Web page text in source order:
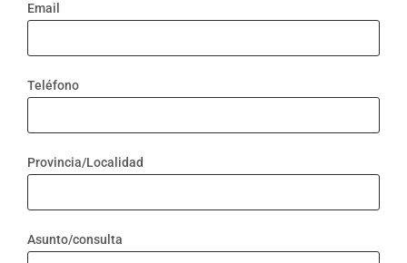
Email
Teléfono
Provincia/Localidad
Asunto/consulta